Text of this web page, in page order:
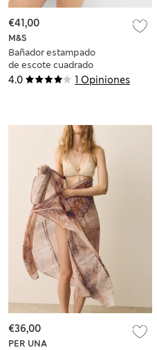
4.0 1 Opiniones
M&S
Bañador estampado
de escote cuadrado
€41,00
PER UNA
€36,00